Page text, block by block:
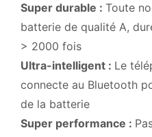
Super durable : Toute
batterie de qualité A,
> 2000 fois
Ultra-intelligent : Le
connecte au Bluetooth
de la batterie
Super performance :